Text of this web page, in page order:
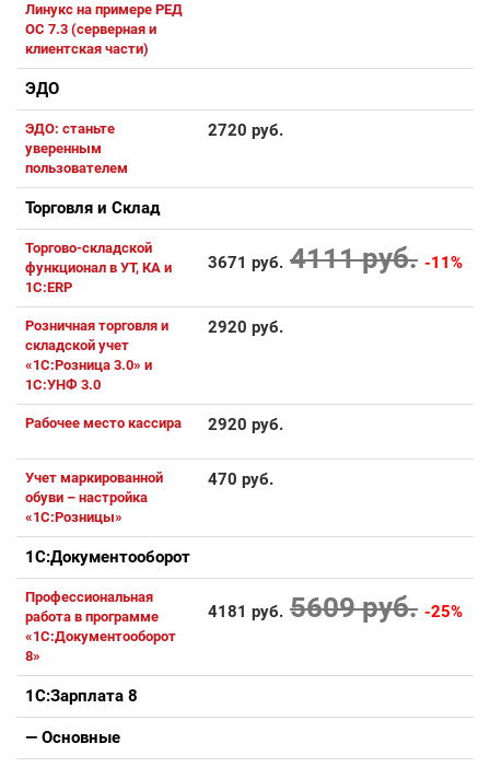
Линукс на примере РЕД
ОС 7.3 (серверная и
клиентская части)
ЭДО
ЭДО: станьте
уверенным
пользователем
2720 руб.
Торговля и Склад
Торгово-складской
функционал в УТ, КА и
1С:ERP
3671 руб. 4111 руб. -11%
Розничная торговля и
складской учет
«1С:Розница 3.0» и
1С:УНФ 3.0
2920 руб.
Рабочее место кассира 2920 руб.
Учет маркированной
обуви – настройка
«1С:Розницы»
470 руб.
1С:Документооборот
Профессиональная
работа в программе
«1С:Документооборот
8»
4181 руб. 5609 руб. -25%
1С:Зарплата 8
— Основные